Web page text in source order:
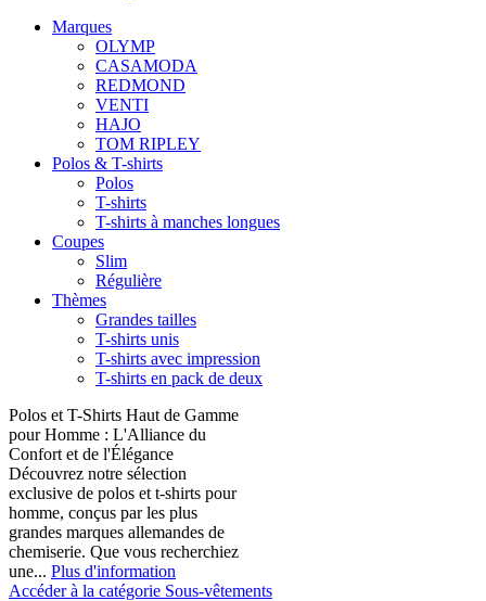
Marques
OLYMP
CASAMODA
REDMOND
VENTI
HAJO
TOM RIPLEY
Polos & T-shirts
Polos
T-shirts
T-shirts à manches longues
Coupes
Slim
Régulière
Thèmes
Grandes tailles
T-shirts unis
T-shirts avec impression
T-shirts en pack de deux
Polos et T-Shirts Haut de Gamme
pour Homme : L'Alliance du
Confort et de l'Élégance
Découvrez notre sélection
exclusive de polos et t-shirts pour
homme, conçus par les plus
grandes marques allemandes de
chemiserie. Que vous recherchiez
une... Plus d'information
Accéder à la catégorie Sous-vêtements